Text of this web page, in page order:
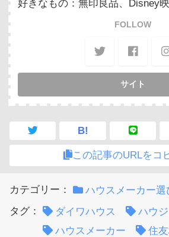
好きなもの：無印良品、Disney
FOLLOW
B!
この記事のURLをコ
カテゴリー：
ハウスメーカー選
タグ：
ダイワハウス
ハウ
ハウスメーカー
住